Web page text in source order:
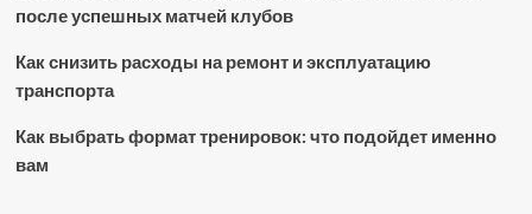
после успешных матчей клубов
Как снизить расходы на ремонт и эксплуатацию
транспорта
Как выбрать формат тренировок: что подойдет именно
вам